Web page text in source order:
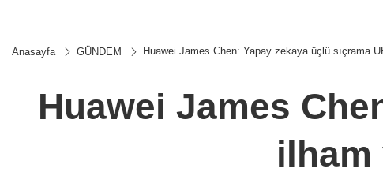
Anasayfa GÜNDEM Huawei James Chen: Yapay zekaya üçlü sıçrama
Huawei James
ilham